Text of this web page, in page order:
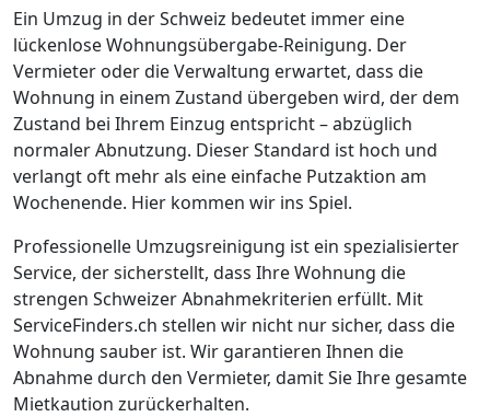
Ein Umzug in der Schweiz bedeutet immer eine
lückenlose Wohnungsübergabe-Reinigung. Der
Vermieter oder die Verwaltung erwartet, dass die
Wohnung in einem Zustand übergeben wird, der dem
Zustand bei Ihrem Einzug entspricht – abzüglich
normaler Abnutzung. Dieser Standard ist hoch und
verlangt oft mehr als eine einfache Putzaktion am
Wochenende. Hier kommen wir ins Spiel.
Professionelle Umzugsreinigung ist ein spezialisierter
Service, der sicherstellt, dass Ihre Wohnung die
strengen Schweizer Abnahmekriterien erfüllt. Mit
ServiceFinders.ch stellen wir nicht nur sicher, dass die
Wohnung sauber ist. Wir garantieren Ihnen die
Abnahme durch den Vermieter, damit Sie Ihre gesamte
Mietkaution zurückerhalten.